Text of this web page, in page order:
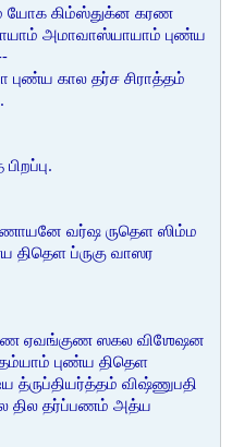
யோக கிம்ஸ்துக்ன கரண
அமாவாஸ்யாயாம் புண்ய
கால தர்ச சிராத்தம்
வர்ஷ ருதெள ஸிம்ம
திதெள ப்ருகு வாஸர
ஏவங்குண ஸகல விஶேஷன
புண்ய திதெள
த்ருப்தியர்த்தம் விஷ்ணுபதி
தில தர்ப்பணம் அத்ய